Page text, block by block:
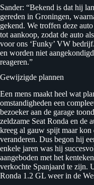
Sander: “Bekend is dat hij
gereden in Groningen,
gekend. We troffen deze
tot aankoop, zodat de auto
voor ons ‘Funky’ VW
en worden niet
reageren.”
Gewijzigde plannen
Een mens maakt heel wat
omstandigheden een
bezoeker aan de garage
zeldzame Seat Ronda en de
kreeg al gauw spijt maar kon
veranderen. Dus begon hij
enkele jaren was hij
aangeboden met het
verkochte Spanjaard te zijn.
Ronda 1.2 GL weer in de